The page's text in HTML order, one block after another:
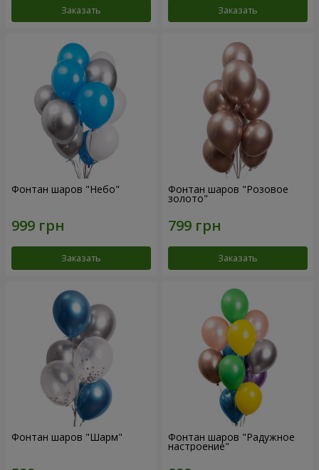
Заказать Заказать
Фонтан шаров "Небо"
Заказать
Фонтан шаров "Розовое
золото"
Заказать
Фонтан шаров "Шарм" Фонтан шаров "Радужное
настроение"